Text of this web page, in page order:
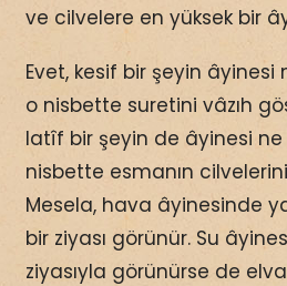
ve cilvelere en yüksek bir
Evet, kesif bir şeyin
o nisbette suretini vâzıh
latîf bir şeyin de âyinesi
nisbette esmanın
Mesela, hava âyinesinde
bir ziyası görünür. Su
ziyasıyla görünürse de